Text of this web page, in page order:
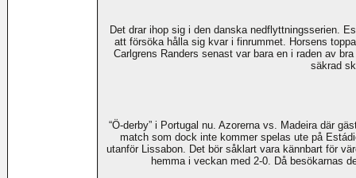
Det drar ihop sig i den danska nedflyttningsserien.
att försöka hålla sig kvar i finrummet. Horsens
Carlgrens Randers senast var bara en i raden av
säkrad
“Ö-derby” i Portugal nu. Azorerna vs. Madeira där
match som dock inte kommer spelas ute på
utanför Lissabon. Det bör såklart vara kännbart för
hemma i veckan med 2-0. Då besökarnas